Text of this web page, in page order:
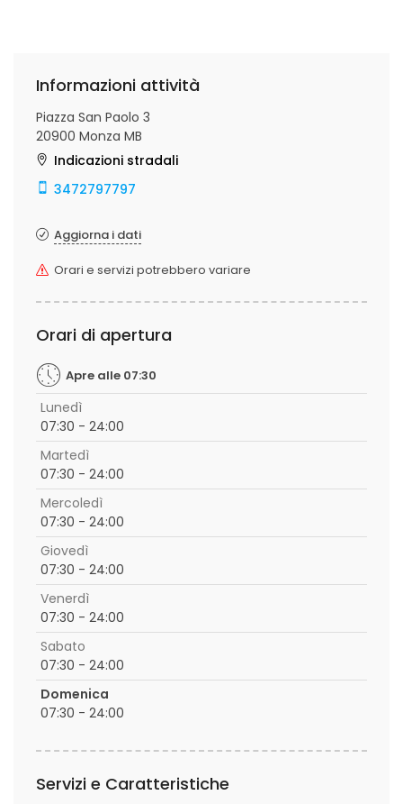
Informazioni attività
Piazza San Paolo 3
20900 Monza MB
Indicazioni stradali
3472797797
Aggiorna i dati
Orari e servizi potrebbero variare
Orari di apertura
Apre alle 07:30
Lunedì
07:30 - 24:00
Martedì
07:30 - 24:00
Mercoledì
07:30 - 24:00
Giovedì
07:30 - 24:00
Venerdì
07:30 - 24:00
Sabato
07:30 - 24:00
Domenica
07:30 - 24:00
Servizi e Caratteristiche